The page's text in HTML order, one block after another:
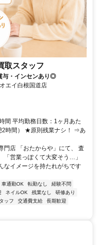
取スタッフ
与・インセンあり◎
エイ白根国道店
間 平均勤務日数：1ヶ月あた
2時間） ★原則残業ナシ！ ⇒あ
門店 「おたからや」にて、 査
「営業っぽくて大変そう…」
なイメージを持たれがちです
車通勤OK 転勤なし
経験不問
ネイルOK 残業なし
研修あり
ッフ 交通費支給
長期歓迎